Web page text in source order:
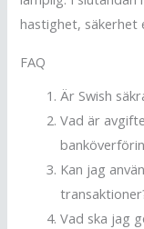
hastighet, säkerhet
FAQ
Är Swish
Vad är
Kan jag
Vad ska jag